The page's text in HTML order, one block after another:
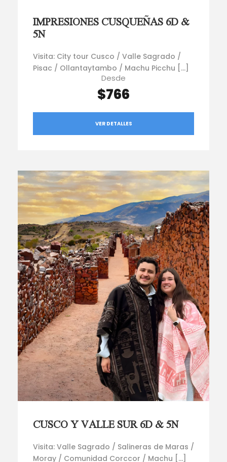
IMPRESIONES CUSQUEÑAS 6D &
5N
Visita: City tour Cusco / Valle Sagrado /
Pisac / Ollantaytambo / Machu Picchu […]
Desde
$766
VER DETALLES
CUSCO Y VALLE SUR 6D & 5N
Visita: Valle Sagrado / Salineras de Maras /
Moray / Comunidad Corccor / Machu […]